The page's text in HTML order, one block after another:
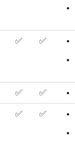
✅ ✅
✅ ✅
✅ ✅